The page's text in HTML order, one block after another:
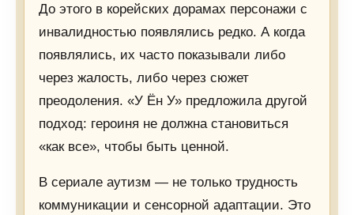
До этого в корейских дорамах персонажи с
инвалидностью появлялись редко. А когда
появлялись, их часто показывали либо
через жалость, либо через сюжет
преодоления. «У Ён У» предложила другой
подход: героиня не должна становиться
«как все», чтобы быть ценной.
В сериале аутизм — не только трудность
коммуникации и сенсорной адаптации. Это